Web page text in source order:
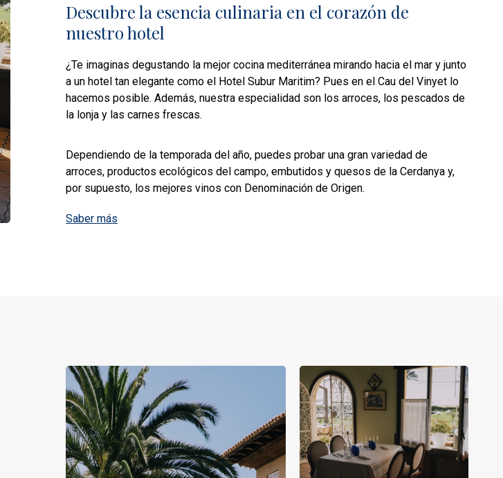
Descubre la esencia culinaria en el corazón de
nuestro hotel
¿Te imaginas degustando la mejor cocina mediterránea mirando hacia el mar y junto
a un hotel tan elegante como el Hotel Subur Maritim? Pues en el Cau del Vinyet lo
hacemos posible. Además, nuestra especialidad son los arroces, los pescados de
la lonja y las carnes frescas.
Dependiendo de la temporada del año, puedes probar una gran variedad de
arroces, productos ecológicos del campo, embutidos y quesos de la Cerdanya y,
por supuesto, los mejores vinos con Denominación de Origen.
Saber más